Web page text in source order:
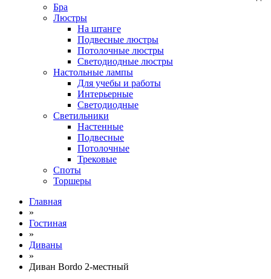
Бра
Люстры
На штанге
Подвесные люстры
Потолочные люстры
Светодиодные люстры
Настольные лампы
Для учебы и работы
Интерьерные
Светодиодные
Светильники
Настенные
Подвесные
Потолочные
Трековые
Споты
Торшеры
Главная
»
Гостиная
»
Диваны
»
Диван Bordo 2-местный